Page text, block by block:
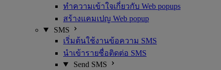
ทำความเข้าใจเกี่ยวกับ Web popups
สร้างแคมเปญ Web popup
SMS
เริ่มต้นใช้งานข้อความ SMS
นำเข้ารายชื่อติดต่อ SMS
Send SMS